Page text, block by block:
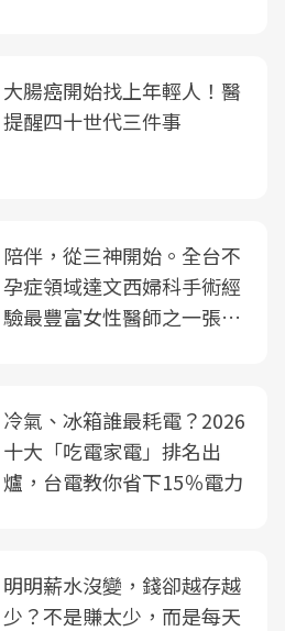
大腸癌開始找上年輕人！醫
提醒四十世代三件事
陪伴，從三神開始。全台不
孕症領域達文西婦科手術經
驗最豐富女性醫師之一張永
光田醫院建構360度女性健
康照護生態圈
冷氣、冰箱誰最耗電？2026
十大「吃電家電」排名出
爐，台電教你省下15％電力
明明薪水沒變，錢卻越存越
少？不是賺太少，而是每天